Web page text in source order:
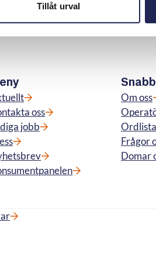
Tillåt urval
oss
jobb
Om oss
Ordlista
Frågor
Domar